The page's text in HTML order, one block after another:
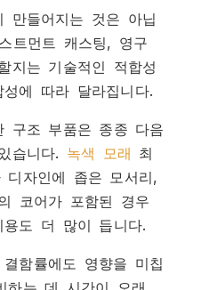
만들어지는 것은 아닙
트먼트 캐스팅, 영구
지는 기술적인 적합성
에 따라 달라집니다.
구조 부품은 종종 다음
습니다. 녹색 모래 최
디자인에 좁은 모서리,
코어가 포함된 경우
도 더 많이 듭니다.
함률에도 영향을 미칩